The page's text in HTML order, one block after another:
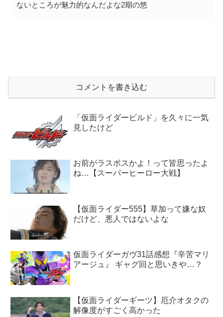
ないところが魅力的なんだよな2期の悠
コメントを書き込む
「仮面ライダービルド」を久々に一気
見したけど
お前がラスボスかよ！って皆思ったよ
ね…【スーパーヒーロー大戦】
【仮面ライダー555】草加って嫌な奴
だけど、悪人ではないよな
仮面ライダーガヴ31話感想『辛苦マリ
アージュ』 ギャグ回と思いきや…？
【仮面ライダーギーツ】厄介オタクの
解像度がすごく高かった